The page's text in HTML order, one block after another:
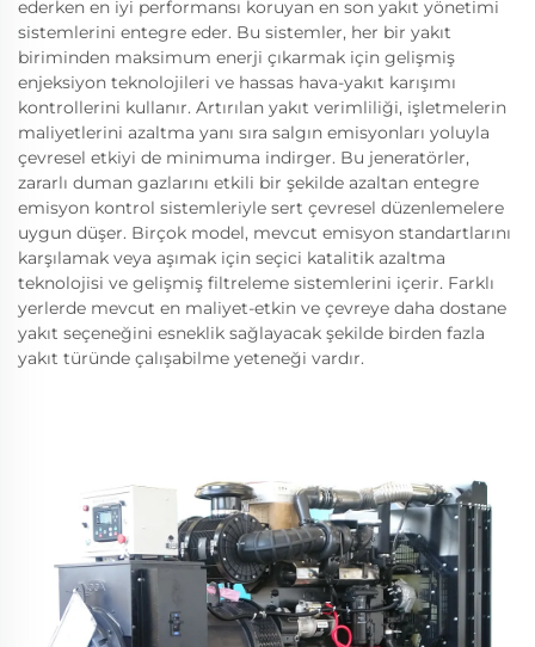
ederken en iyi performansı koruyan en son yakıt yönetimi
sistemlerini entegre eder. Bu sistemler, her bir yakıt
biriminden maksimum enerji çıkarmak için gelişmiş
enjeksiyon teknolojileri ve hassas hava-yakıt karışımı
kontrollerini kullanır. Artırılan yakıt verimliliği, işletmelerin
maliyetlerini azaltma yanı sıra salgın emisyonları yoluyla
çevresel etkiyi de minimuma indirger. Bu jeneratörler,
zararlı duman gazlarını etkili bir şekilde azaltan entegre
emisyon kontrol sistemleriyle sert çevresel düzenlemelere
uygun düşer. Birçok model, mevcut emisyon standartlarını
karşılamak veya aşımak için seçici katalitik azaltma
teknolojisi ve gelişmiş filtreleme sistemlerini içerir. Farklı
yerlerde mevcut en maliyet-etkin ve çevreye daha dostane
yakıt seçeneğini esneklik sağlayacak şekilde birden fazla
yakıt türünde çalışabilme yeteneği vardır.